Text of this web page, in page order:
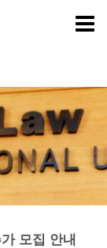
모집 안내